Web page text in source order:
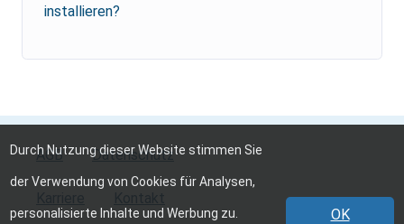
installieren?
AGB Datenschutz
Durch Nutzung dieser Website stimmen Sie
der Verwendung von Cookies für Analysen,
personalisierte Inhalte und Werbung zu. OK